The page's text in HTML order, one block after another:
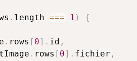
. length === 1 )
{
. rows [ 0] . id ,
. rows [ 0] . fichier ,